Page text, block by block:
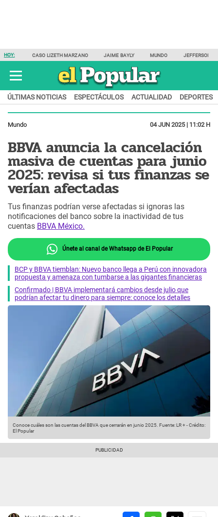
HOY: CASO LIZETH MARZANO JAIME BAYLY MUNDO JEFFERSON
ÚLTIMAS NOTICIAS ESPECTÁCULOS ACTUALIDAD DEPORTES
Mundo 04 JUN 2025 | 11:02 H
BBVA anuncia la cancelación
masiva de cuentas para junio
2025: revisa si tus finanzas se
verían afectadas
Tus finanzas podrían verse afectadas si ignoras las
notificaciones del banco sobre la inactividad de tus
cuentas BBVA México.
Únete al canal de Whatsapp de El Popular
BCP y BBVA tiemblan: Nuevo banco llega a Perú con innovadora
propuesta y amenaza con tumbarse a las gigantes financieras
Confirmado | BBVA implementará cambios desde julio que
podrían afectar tu dinero para siempre: conoce los detalles
Conoce cuáles son las cuentas del BBVA que cerrarán en junio 2025. Fuente: LR +-Crédito:
El Popular